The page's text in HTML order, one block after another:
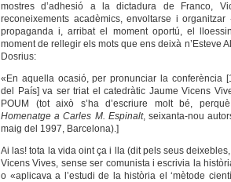
mostres d’adhesió a la dictadura de Franco,
reconeixements acadèmics, envoltarse i organitzar
propaganda i, arribat el moment oportú, el
moment de rellegir els mots que ens deixà n’Esteve
Dosrius:
«En aquella ocasió, per pronunciar la conferència
del País] va ser triat el catedràtic Jaume Vicens
POUM (tot això s’ha d’escriure molt bé,
Homenatge a Carles M. Espinalt, seixanta-nou
maig del 1997, Barcelona).]
Ai las! tota la vida oint ça i lla (dit pels seus
Vicens Vives, sense ser comunista i escrivia la
o «aplicava a l’estudi de la història el ‘mètode